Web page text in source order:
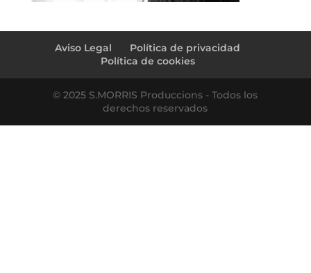
Aviso Legal
Política de privacidad
Política de cookies
© 2025 S.MORRIS Produccions - Todos los
derechos reservados